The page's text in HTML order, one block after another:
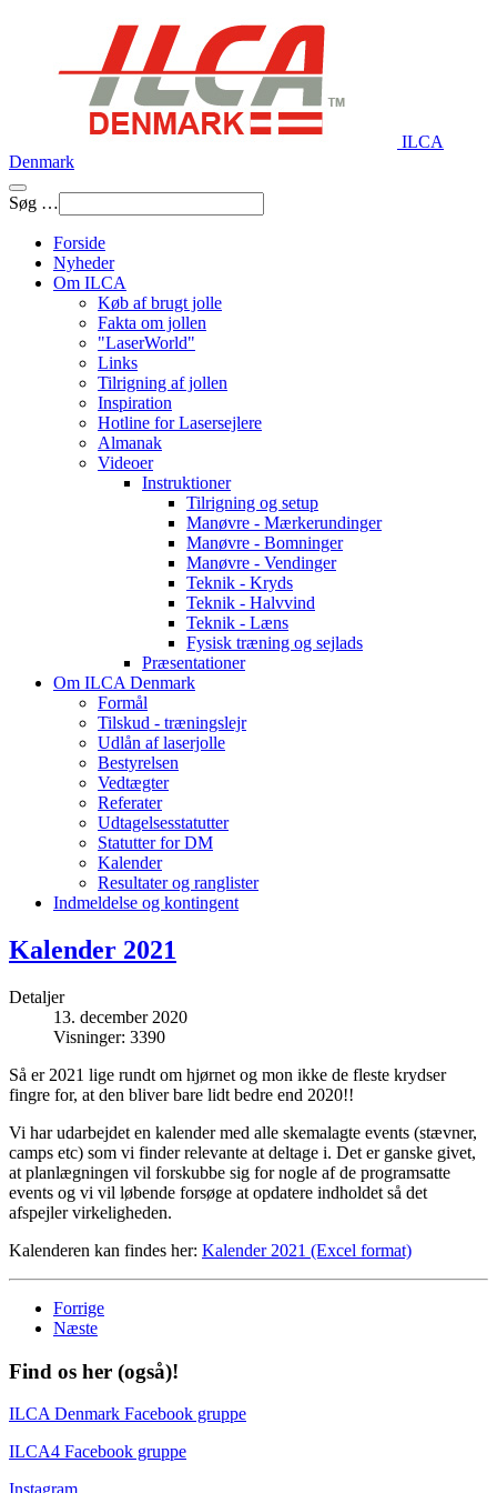
ILCA
Denmark
Søg …
Forside
Nyheder
Om ILCA
Køb af brugt jolle
Fakta om jollen
"LaserWorld"
Links
Tilrigning af jollen
Inspiration
Hotline for Lasersejlere
Almanak
Videoer
Instruktioner
Tilrigning og setup
Manøvre - Mærkerundinger
Manøvre - Bomninger
Manøvre - Vendinger
Teknik - Kryds
Teknik - Halvvind
Teknik - Læns
Fysisk træning og sejlads
Præsentationer
Om ILCA Denmark
Formål
Tilskud - træningslejr
Udlån af laserjolle
Bestyrelsen
Vedtægter
Referater
Udtagelsesstatutter
Statutter for DM
Kalender
Resultater og ranglister
Indmeldelse og kontingent
Kalender 2021
Detaljer
13. december 2020
Visninger: 3390
Så er 2021 lige rundt om hjørnet og mon ikke de fleste krydser
fingre for, at den bliver bare lidt bedre end 2020!!
Vi har udarbejdet en kalender med alle skemalagte events (stævner,
camps etc) som vi finder relevante at deltage i. Det er ganske givet,
at planlægningen vil forskubbe sig for nogle af de programsatte
events og vi vil løbende forsøge at opdatere indholdet så det
afspejler virkeligheden.
Kalenderen kan findes her: Kalender 2021 (Excel format)
Forrige
Næste
Find os her (også)!
ILCA Denmark Facebook gruppe
ILCA4 Facebook gruppe